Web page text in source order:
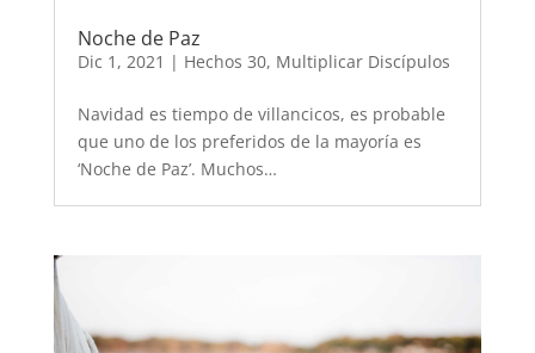
Noche de Paz
Dic 1, 2021 | Hechos 30, Multiplicar Discípulos
Navidad es tiempo de villancicos, es probable
que uno de los preferidos de la mayoría es
‘Noche de Paz’. Muchos…